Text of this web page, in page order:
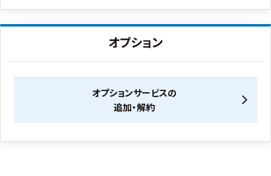
オプション
オプションサービスの
追加・解約